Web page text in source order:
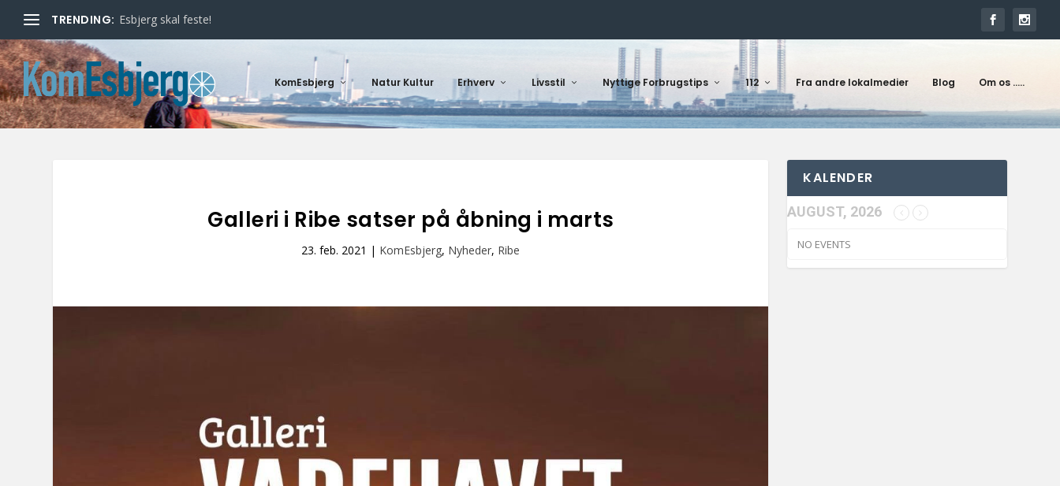
TRENDING: Esbjerg skal feste!
KomEsbjerg Natur Kultur Erhverv Livsstil Nyttige Forbrugstips 112 Fra andre lokalmedier Blog Om os …..
Galleri i Ribe satser på åbning i marts
23. feb. 2021 | KomEsbjerg, Nyheder, Ribe
KALENDER
AUGUST, 2026
NO EVENTS